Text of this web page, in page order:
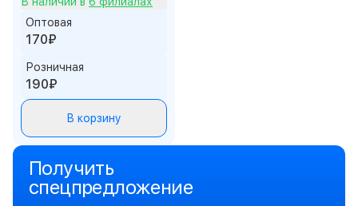
Оптовая
170₽
Розничная
190₽
В корзину
Получить
спецпредложение